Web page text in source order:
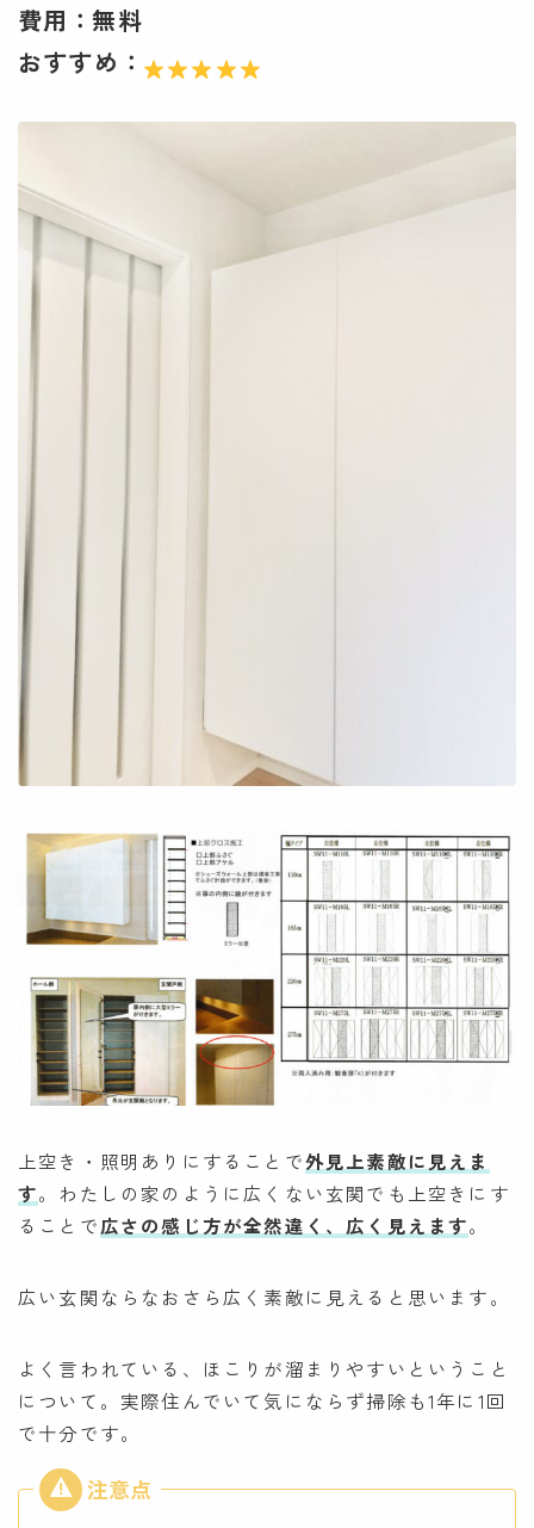
費用：無料
おすすめ：
上空き・照明ありにすることで外見上素敵に見えま
す。わたしの家のように広くない玄関でも上空きにす
ることで広さの感じ方が全然違く、広く見えます。
広い玄関ならなおさら広く素敵に見えると思います。
よく言われている、ほこりが溜まりやすいということ
について。実際住んでいて気にならず掃除も1年に1回
で十分です。